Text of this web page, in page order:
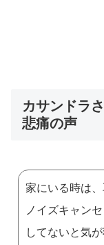
カサンドラ
悲痛の声
家にいる時は
ノイズキャン
してないと気